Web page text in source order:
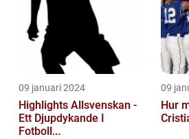
09 januari 2024
Highlights Allsvenskan -
Ett Djupdykande I
Fotboll...
09
Hur